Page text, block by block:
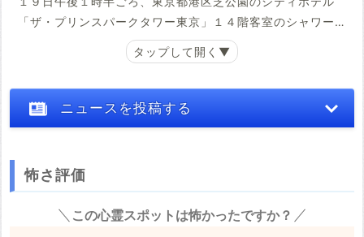
いないので火葬に付し、ご遺骨は当区が保管しています。
しています。お心当たりの方は、港区保健福祉部生活福祉
平成10年6月30日 東京都港区長
「ザ・プリンスパークタワー東京」１４階客室のシャワー
ルーム内で、６５～９０歳ぐらいの女性３人が死亡してい
るのを従業員が発見した。警視庁愛宕署によると、いずれ
燃えかすのようなものと七輪があった。同署は３人が自殺
同署によると、３人はいずれも宿泊客で、発見時、全員服
(産経新聞 2012年10月19日(金)19時13分配信)
ニュースを投稿する
※心霊体験談や怖い話はコメント欄での投稿をお願いします。
怖さ評価
この心霊スポットは怖かったですか？